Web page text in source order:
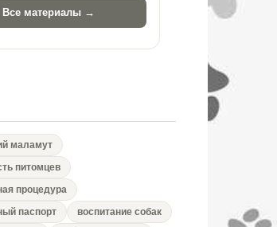
Все материалы →
маламут
питомцев
процедура
паспорт
воспитание собак